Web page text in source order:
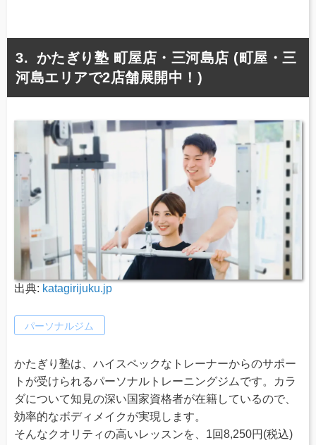
かたぎり塾 町屋店・三河島店 (町屋・三
河島エリアで2店舗展開中！)
出典: katagirijuku.jp
パーソナルジム
かたぎり塾は、ハイスペックなトレーナーからのサポー
トが受けられるパーソナルトレーニングジムです。カラ
ダについて知見の深い国家資格者が在籍しているので、
効率的なボディメイクが実現します。
そんなクオリティの高いレッスンを、1回8,250円(税込)